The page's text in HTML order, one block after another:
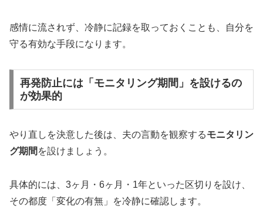
感情に流されず、冷静に記録を取っておくことも、自分を
守る有効な手段になります。
再発防止には「モニタリング期間」を設けるの
が効果的
やり直しを決意した後は、夫の言動を観察するモニタリン
グ期間 を設けましょう。
具体的には、3ヶ月・6ヶ月・1年といった区切りを設け、
その都度「変化の有無」を冷静に確認します。